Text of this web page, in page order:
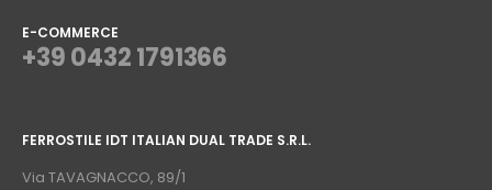
E-COMMERCE
+39 0432 1791366
FERROSTILE IDT ITALIAN DUAL TRADE S.R.L.
Via TAVAGNACCO, 89/1